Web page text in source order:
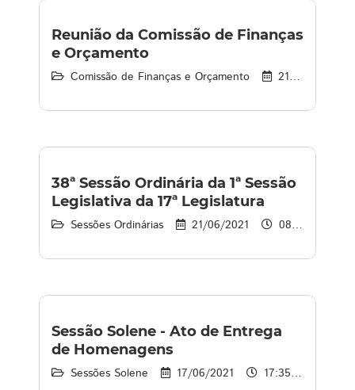
Reunião da Comissão de Finanças
e Orçamento
Comissão de Finanças e Orçamento 21/06/2021
38ª Sessão Ordinária da 1ª Sessão
Legislativa da 17ª Legislatura
Sessões Ordinárias 21/06/2021 08:43 às 13:00
Sessão Solene - Ato de Entrega
de Homenagens
Sessões Solene 17/06/2021 17:35 às 20:32